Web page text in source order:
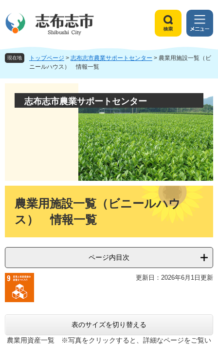
ジ
頭
ュ
飛
索
メ
ニ
ュ
ー
現在地 トップページ > 志布志市農業サポートセンター > 農業用施設一覧（ビ
ニールハウス） 情報一覧
志布志市農業サポートセンター
農業用施設一覧（ビニールハウ
ス） 情報一覧
ページ内目次
更新日：2026年6月1日更新
表のサイズを切り替える
農業用資産一覧 ※写真をクリックすると、詳細なページをご覧い